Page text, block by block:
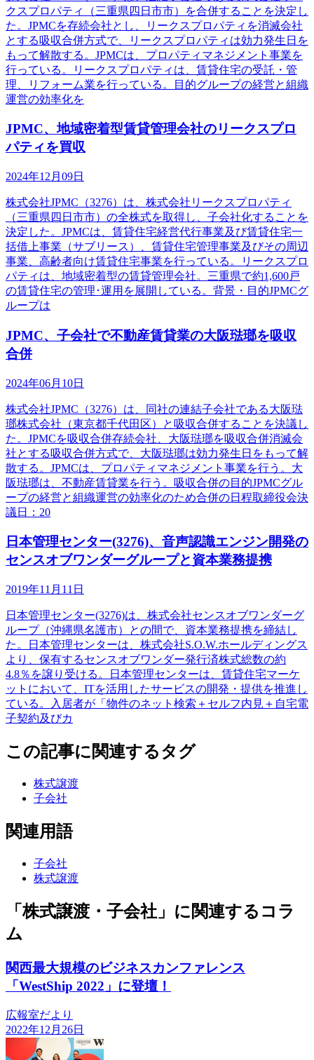
クスプロパティ（三重県四日市市）を合併することを決定し
た。JPMCを存続会社とし、リークスプロパティを消滅会社
とする吸収合併方式で、リークスプロパティは効力発生日を
もって解散する。JPMCは、プロパティマネジメント事業を
行っている。リークスプロパティは、賃貸住宅の受託・管
理、リフォーム業を行っている。目的グループの経営と組織
運営の効率化を
JPMC、地域密着型賃貸管理会社のリークスプロ
パティを買収
2024年12月09日
株式会社JPMC（3276）は、株式会社リークスプロパティ
（三重県四日市市）の全株式を取得し、子会社化することを
決定した。JPMCは、賃貸住宅経営代行事業及び賃貸住宅一
括借上事業（サブリース）、賃貸住宅管理事業及びその周辺
事業、高齢者向け賃貸住宅事業を行っている。リークスプロ
パティは、地域密着型の賃貸管理会社。三重県で約1,600戸
の賃貸住宅の管理･運用を展開している。背景・目的JPMCグ
ループは
JPMC、子会社で不動産賃貸業の大阪琺瑯を吸収
合併
2024年06月10日
株式会社JPMC（3276）は、同社の連結子会社である大阪琺
瑯株式会社（東京都千代田区）と吸収合併することを決議し
た。JPMCを吸収合併存続会社、大阪琺瑯を吸収合併消滅会
社とする吸収合併方式で、大阪琺瑯は効力発生日をもって解
散する。JPMCは、プロパティマネジメント事業を行う。大
阪琺瑯は、不動産賃貸業を行う。吸収合併の目的JPMCグル
ープの経営と組織運営の効率化のため合併の日程取締役会決
議日：20
日本管理センター(3276)、音声認識エンジン開発の
センスオブワンダーグループと資本業務提携
2019年11月11日
日本管理センター(3276)は、株式会社センスオブワンダーグ
ループ（沖縄県名護市）との間で、資本業務提携を締結し
た。日本管理センターは、株式会社S.O.W.ホールディングス
より、保有するセンスオブワンダー発行済株式総数の約
4.8％を譲り受ける。日本管理センターは、賃貸住宅マーケ
ットにおいて、ITを活用したサービスの開発・提供を推進し
ている。入居者が「物件のネット検索＋セルフ内見＋自宅電
子契約及びカ
この記事に関連するタグ
株式譲渡
子会社
関連用語
子会社
株式譲渡
「株式譲渡・子会社」に関連するコラ
ム
関西最大規模のビジネスカンファレンス
「WestShip 2022」に登壇！
広報室だより
2022年12月26日